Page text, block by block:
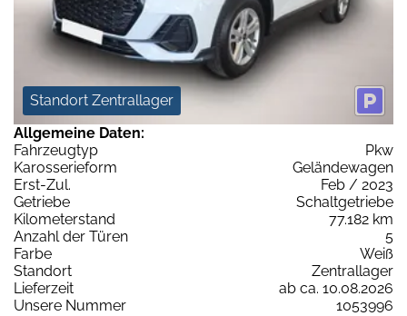
Standort Zentrallager
Allgemeine Daten:
Fahrzeugtyp
Pkw
Karosserieform
Geländewagen
Erst-Zul.
Feb / 2023
Getriebe
Schaltgetriebe
Kilometerstand
77.182 km
Anzahl der Türen
5
Farbe
Weiß
Standort
Zentrallager
Lieferzeit
ab ca. 10.08.2026
Unsere Nummer
1053996